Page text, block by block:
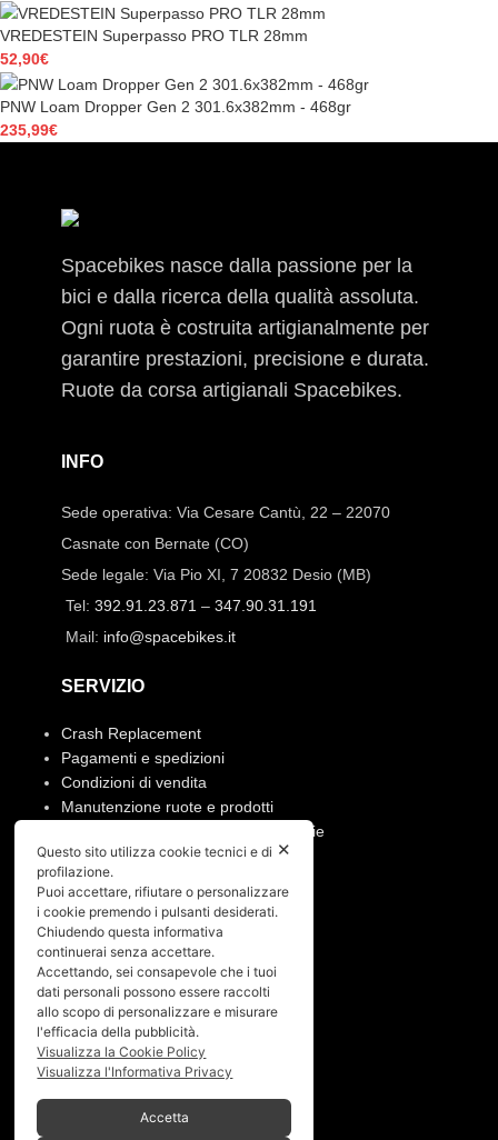
VREDESTEIN Superpasso PRO TLR 28mm
52,90€
PNW Loam Dropper Gen 2 301.6x382mm - 468gr
235,99€
Spacebikes nasce dalla passione per la
bici e dalla ricerca della qualità assoluta.
Ogni ruota è costruita artigianalmente per
garantire prestazioni, precisione e durata.
Ruote da corsa artigianali Spacebikes.
INFO
Sede operativa: Via Cesare Cantù, 22 – 22070
Casnate con Bernate (CO)
Sede legale: Via Pio XI, 7 20832 Desio (MB)
Tel: 392.91.23.871 – 347.90.31.191
Mail: info@spacebikes.it
SERVIZIO
Crash Replacement
Pagamenti e spedizioni
Condizioni di vendita
Manutenzione ruote e prodotti
Resi, annullamento ordine e garanzie
PRIVACY
Privacy policy
Cookies policy
Menù
Home
Chi siamo
✕
Questo sito utilizza cookie tecnici e di
profilazione.
Puoi accettare, rifiutare o personalizzare
i cookie premendo i pulsanti desiderati.
Chiudendo questa informativa
continuerai senza accettare.
Accettando, sei consapevole che i tuoi
dati personali possono essere raccolti
allo scopo di personalizzare e misurare
l'efficacia della pubblicità.
Visualizza la Cookie Policy
Visualizza l'Informativa Privacy
Accetta